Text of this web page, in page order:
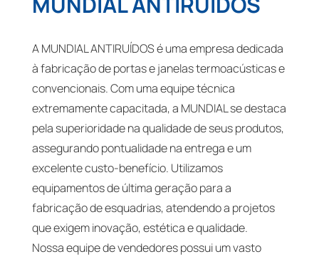
A MUNDIAL ANTIRUÍDOS é uma empresa dedicada
à fabricação de portas e janelas termoacústicas e
convencionais. Com uma equipe técnica
extremamente capacitada, a MUNDIAL se destaca
pela superioridade na qualidade de seus produtos,
assegurando pontualidade na entrega e um
excelente custo-benefício. Utilizamos
equipamentos de última geração para a
fabricação de esquadrias, atendendo a projetos
que exigem inovação, estética e qualidade.
Nossa equipe de vendedores possui um vasto